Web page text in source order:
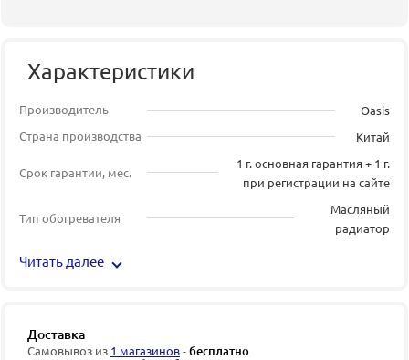
Характеристики
Производитель
Oasis
Страна производства
Китай
Срок гарантии, мес.
1 г. основная гарантия + 1 г.
при регистрации на сайте
Тип обогревателя
Масляный
радиатор
Читать далее
Доставка
Самовывоз из 1 магазинов-бесплатно